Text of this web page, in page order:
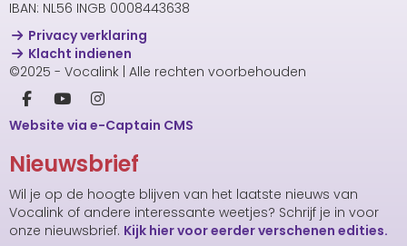
IBAN: NL56 INGB 0008443638
Privacy verklaring
Klacht indienen
©2025 - Vocalink | Alle rechten voorbehouden
Website via e-Captain CMS
Nieuwsbrief
Wil je op de hoogte blijven van het laatste nieuws van
Vocalink of andere interessante weetjes? Schrijf je in voor
onze nieuwsbrief. Kijk hier voor eerder verschenen edities.